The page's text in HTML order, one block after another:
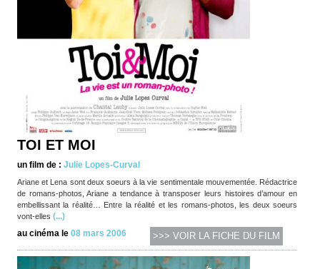
TOI ET MOI
un film de : Julie Lopes-Curval
Ariane et Lena sont deux soeurs à la vie sentimentale mouvementée. Rédactrice
de romans-photos, Ariane a tendance à transposer leurs histoires d’amour en
embellissant la réalité… Entre la réalité et les romans-photos, les deux soeurs
vont-elles (...)
au cinéma le 08 mars 2006 >>> VOIR LA FICHE DU FILM